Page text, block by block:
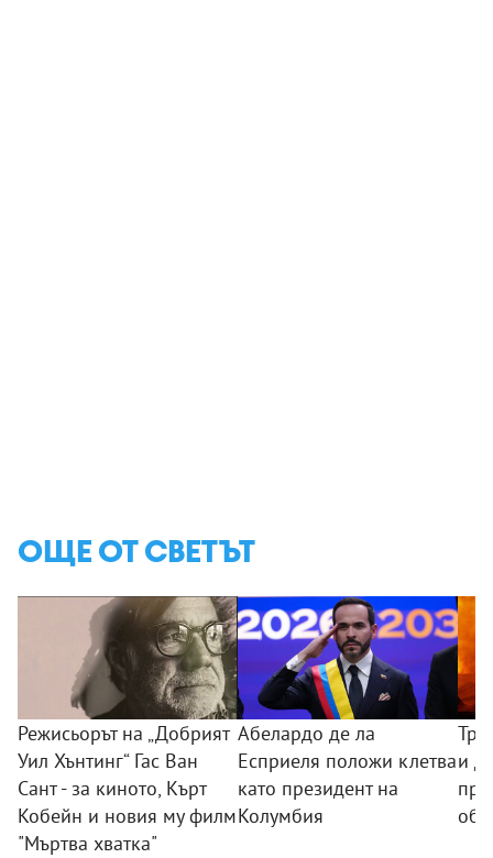
ОЩЕ ОТ СВЕТЪТ
Режисьорът на „Добрият
Уил Хънтинг“ Гас Ван
Сант - за киното, Кърт
Кобейн и новия му филм
"Мъртва хватка"
Абелардо де ла
Есприеля положи клетва
като президент на
Колумбия
и